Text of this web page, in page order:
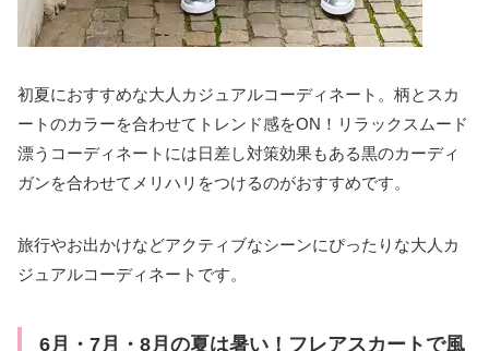
初夏におすすめな大人カジュアルコーディネート。柄とスカ
ートのカラーを合わせてトレンド感をON！リラックスムード
漂うコーディネートには日差し対策効果もある黒のカーディ
ガンを合わせてメリハリをつけるのがおすすめです。
旅行やお出かけなどアクティブなシーンにぴったりな大人カ
ジュアルコーディネートです。
6月・7月・8月の夏は暑い！フレアスカートで風